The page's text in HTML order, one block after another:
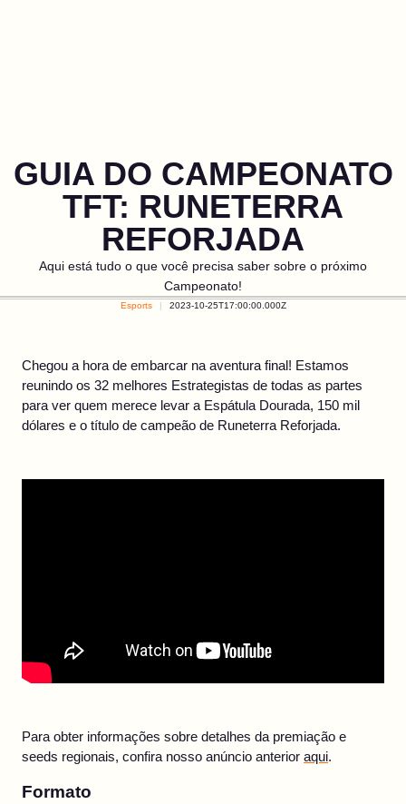
GUIA DO CAMPEONATO
TFT: RUNETERRA
REFORJADA
Aqui está tudo o que você precisa saber sobre o próximo
Campeonato!
Esports 2023-10-25T17:00:00.000Z
Chegou a hora de embarcar na aventura final! Estamos
reunindo os 32 melhores Estrategistas de todas as partes
para ver quem merece levar a Espátula Dourada, 150 mil
dólares e o título de campeão de Runeterra Reforjada.
Para obter informações sobre detalhes da premiação e
seeds regionais, confira nosso anúncio anterior aqui.
Formato